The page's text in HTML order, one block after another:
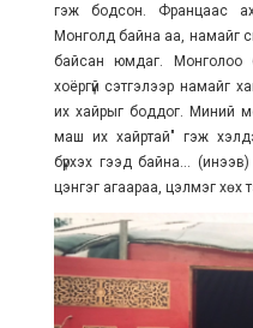
гэж бодсон. Францаас
Монголд байна аа, намайг
байсан юмдаг. Монголоо
хоёргүй сэтгэлээр намайг
их хайрыг боддог. Миний
маш их хайртай" гэж
бүрхэх гээд байна...
цэнгэг агаараа, цэлмэг хөх